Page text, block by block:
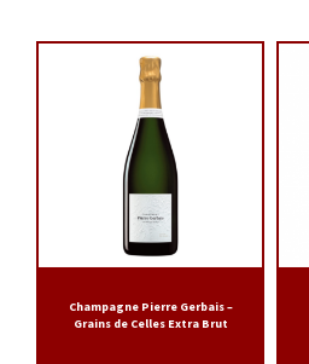
Champagne Pierre Gerbais –
Grains de Celles Extra Brut